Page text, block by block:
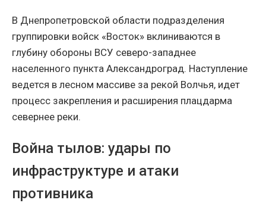
В Днепропетровской области подразделения
группировки войск «Восток» вклиниваются в
глубину обороны ВСУ северо-западнее
населенного пункта Александроград. Наступление
ведется в лесном массиве за рекой Волчья, идет
процесс закрепления и расширения плацдарма
севернее реки.
Война тылов: удары по
инфраструктуре и атаки
противника